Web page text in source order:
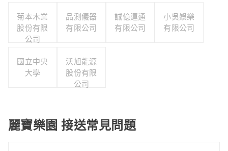
公司
菊本木業
股份有限
公司
品測儀器
有限公司
誠億運通
有限公司
小吳娛樂
有限公司
國立中央
大學
沃旭能源
股份有限
公司
麗寶樂園 接送常見問題